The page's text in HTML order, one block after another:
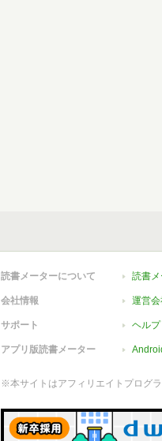
読書メーターについて 読書
会社情報 運営会
サポート ヘルプ
アプリ版読書メーター
※本サイトはアフィリエイトプログ